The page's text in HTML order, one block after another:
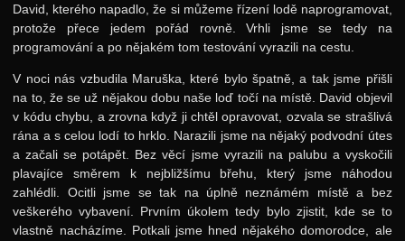
David, kterého napadlo, že si můžeme řízení lodě naprogramovat,
protože přece jedem pořád rovně. Vrhli jsme se tedy na
programování a po nějakém tom testování vyrazili na cestu.
V noci nás vzbudila Maruška, které bylo špatně, a tak jsme přišli
na to, že se už nějakou dobu naše loď točí na místě. David objevil
v kódu chybu, a zrovna když ji chtěl opravovat, ozvala se strašlivá
rána a s celou lodí to hrklo. Narazili jsme na nějaký podvodní útes
a začali se potápět. Bez věcí jsme vyrazili na palubu a vyskočili
plavajíce směrem k nejbližšímu břehu, který jsme náhodou
zahlédli. Ocitli jsme se tak na úplně neznámém místě a bez
veškerého vybavení. Prvním úkolem tedy bylo zjistit, kde se to
vlastně nacházíme. Potkali jsme hned nějakého domorodce, ale
Jarní 2010
Podzimní 2009
Jarní 2009
Podzimní 2008
Jarní 2008
Podzimní 2007
Jarní 2007
Podzimní 2006